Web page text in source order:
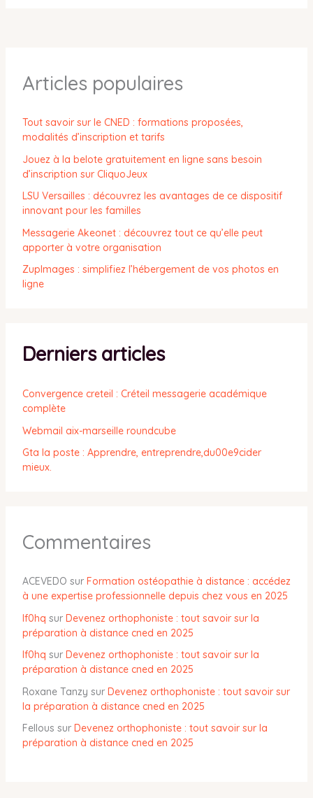
Articles populaires
Tout savoir sur le CNED : formations proposées,
modalités d’inscription et tarifs
Jouez à la belote gratuitement en ligne sans besoin
d’inscription sur CliquoJeux
LSU Versailles : découvrez les avantages de ce dispositif
innovant pour les familles
Messagerie Akeonet : découvrez tout ce qu’elle peut
apporter à votre organisation
ZupImages : simplifiez l’hébergement de vos photos en
ligne
Derniers articles
Convergence creteil : Créteil messagerie académique
complète
Webmail aix-marseille roundcube
Gta la poste : Apprendre, entreprendre,du00e9cider
mieux.
Commentaires
ACEVEDO sur Formation ostéopathie à distance : accédez
à une expertise professionnelle depuis chez vous en 2025
lf0hq sur Devenez orthophoniste : tout savoir sur la
préparation à distance cned en 2025
lf0hq sur Devenez orthophoniste : tout savoir sur la
préparation à distance cned en 2025
Roxane Tanzy sur Devenez orthophoniste : tout savoir sur
la préparation à distance cned en 2025
Fellous sur Devenez orthophoniste : tout savoir sur la
préparation à distance cned en 2025